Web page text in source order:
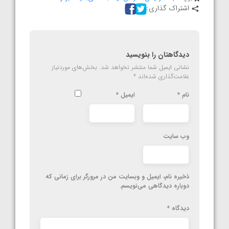
اشتراک گذاری:
دیدگاهتان را بنویسید
نشانی ایمیل شما منتشر نخواهد شد. بخش‌های موردنیاز
علامت‌گذاری شده‌اند *
نام * ایمیل *
وب‌ سایت
ذخیره نام، ایمیل و وبسایت من در مرورگر برای زمانی که
دوباره دیدگاهی می‌نویسم.
دیدگاه *